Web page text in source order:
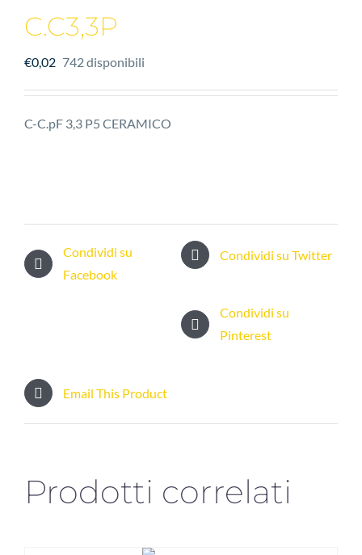
C.C3,3P
€0,02 742 disponibili
C-C.pF 3,3 P5 CERAMICO
Condividi su
Facebook
Condividi su Twitter
Condividi su
Pinterest
Email This Product
Prodotti correlati